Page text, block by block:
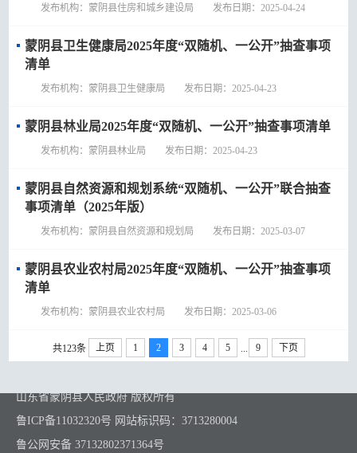
发布机构：蒙阴县住房和城乡建设局 发布日期：2025-04-24
蒙阴县卫生健康局2025年度“双随机、一公开”抽查事项
清单
发布机构：蒙阴县卫生健康局 发布日期：2025-04-23
蒙阴县林业局2025年度“双随机、一公开”抽查事项清单
发布机构：蒙阴县林业局 发布日期：2025-04-23
蒙阴县自然资源和规划系统“双随机、一公开”联合抽查
事项清单（2025年版）
发布机构：蒙阴县自然资源和规划局 发布日期：2025-03-07
蒙阴县农业农村局2025年度“双随机、一公开”抽查事项
清单
发布机构：蒙阴县农业农村局 发布日期：2025-03-06
共123条 上页 1 2 3 4 5 ... 9 下页